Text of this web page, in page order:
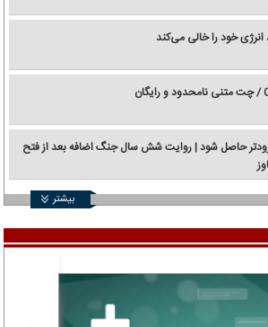
انرژی خود را خالی می‌کند
حاصل شود | روایت شش سال جنگ اضافه بعد از فتح
بیشتر